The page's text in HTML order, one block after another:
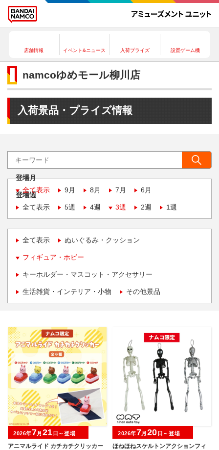
店舗情報 イベント&ニュース 入荷プライズ 設置ゲーム機
namcoゆめモール柳川店
入荷景品・プライズ情報
登場月
全て表示
9月 8月 7月 6月
登場週
全て表示
5週 4週 3週 2週 1週
全て表示 ぬいぐるみ・クッション
フィギュア・ホビー
キーホルダー・マスコット・アクセサリー
生活雑貨・インテリア・小物 その他景品
アニマルライド カチカチクリッカー
2026年7月 21 日～登場
ほねほねスケルトンアクションフィ
2026年7月 20 日～登場